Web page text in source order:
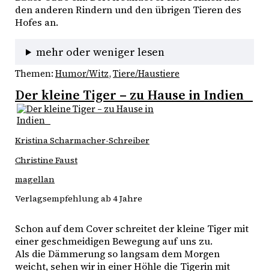
den anderen Rindern und den übrigen Tieren des
Hofes an.
mehr oder weniger lesen
Themen: Humor/Witz, Tiere/Haustiere
Der kleine Tiger – zu Hause in Indien
Kristina Scharmacher-Schreiber
Christine Faust
magellan
Verlagsempfehlung ab 4 Jahre
Schon auf dem Cover schreitet der kleine Tiger mit
einer geschmeidigen Bewegung auf uns zu.
Als die Dämmerung so langsam dem Morgen
weicht, sehen wir in einer Höhle die Tigerin mit